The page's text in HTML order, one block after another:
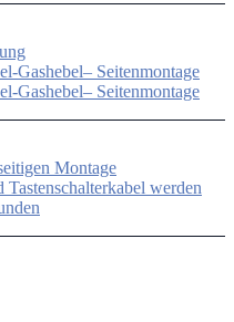
Gashebel– Seitenmontage
Gashebel– Seitenmontage
Montage
werden